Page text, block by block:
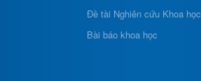
Đề tài Nghiên cứu Khoa học
Bài báo khoa học